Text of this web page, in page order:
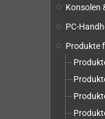
Konsolen
PC-
Produkte